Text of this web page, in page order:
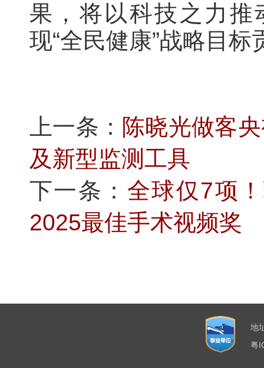
果，将以科技之力
现“全民健康”战略目
上一条： 陈晓光做客
及新型监测工具
下一条： 全球仅7项
2025最佳手术视频奖
地
粤